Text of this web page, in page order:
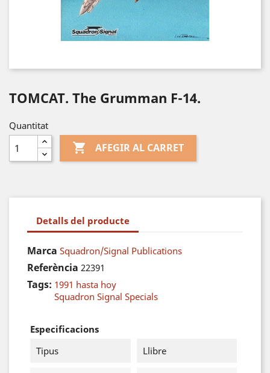
TOMCAT. The Grumman F-14.
Quantitat
 AFEGIR AL CARRET
Detalls del producte
Marca Squadron/Signal Publications
Referència 22391
Tags: 1991 hasta hoy
Squadron Signal Specials
Especificacions
Tipus
Llibre